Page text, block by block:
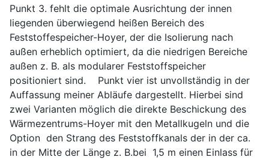
Punkt 3. fehlt die optimale Ausrichtung der innen
liegenden überwiegend heißen Bereich des
Feststoffespeicher-Hoyer, der die Isolierung nach
außen erheblich optimiert, da die niedrigen Bereiche
außen z. B. als modularer Feststoffspeicher
positioniert sind. Punkt vier ist unvollständig in der
Auffassung meiner Abläufe dargestellt. Hierbei sind
zwei Varianten möglich die direkte Beschickung des
Wärmezentrums-Hoyer mit den Metallkugeln und die
Option den Strang des Feststoffkanals der in der ca.
in der Mitte der Länge z. B.bei 1,5 m einen Einlass für